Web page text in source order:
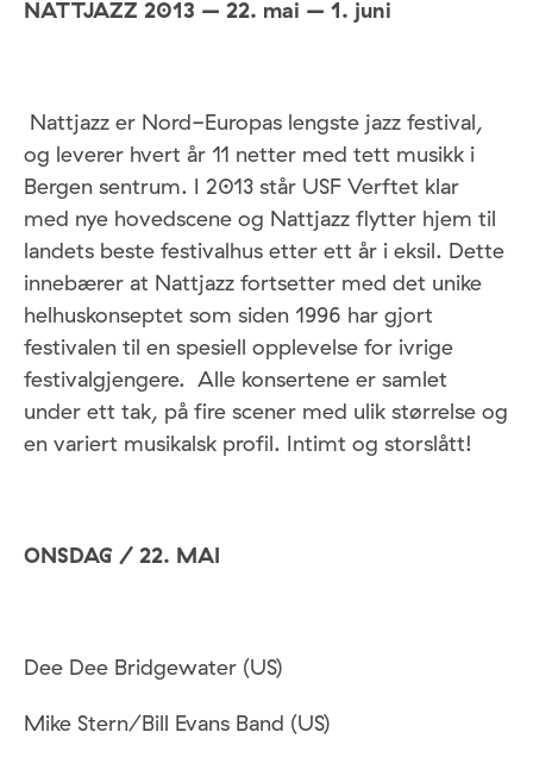
NATTJAZZ 2013 – 22. mai – 1. juni
Nattjazz er Nord-Europas lengste jazz festival,
og leverer hvert år 11 netter med tett musikk i
Bergen sentrum. I 2013 står USF Verftet klar
med nye hovedscene og Nattjazz flytter hjem til
landets beste festivalhus etter ett år i eksil. Dette
innebærer at Nattjazz fortsetter med det unike
helhuskonseptet som siden 1996 har gjort
festivalen til en spesiell opplevelse for ivrige
festivalgjengere. Alle konsertene er samlet
under ett tak, på fire scener med ulik størrelse og
en variert musikalsk profil. Intimt og storslått!
ONSDAG / 22. MAI
Dee Dee Bridgewater (US)
Mike Stern/Bill Evans Band (US)